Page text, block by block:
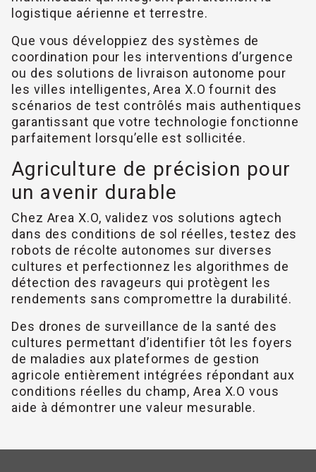
logistique aérienne et terrestre.
Que vous développiez des systèmes de
coordination pour les interventions d’urgence
ou des solutions de livraison autonome pour
les villes intelligentes, Area X.O fournit des
scénarios de test contrôlés mais authentiques
garantissant que votre technologie fonctionne
parfaitement lorsqu’elle est sollicitée.
Agriculture de précision pour
un avenir durable
Chez Area X.O, validez vos solutions agtech
dans des conditions de sol réelles, testez des
robots de récolte autonomes sur diverses
cultures et perfectionnez les algorithmes de
détection des ravageurs qui protègent les
rendements sans compromettre la durabilité.
Des drones de surveillance de la santé des
cultures permettant d’identifier tôt les foyers
de maladies aux plateformes de gestion
agricole entièrement intégrées répondant aux
conditions réelles du champ, Area X.O vous
aide à démontrer une valeur mesurable.